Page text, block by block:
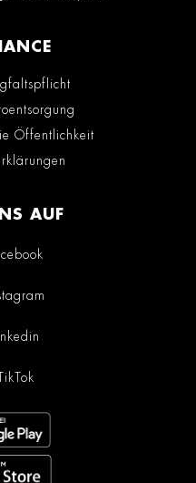
Öffentlichkeit
AUF
TikTok